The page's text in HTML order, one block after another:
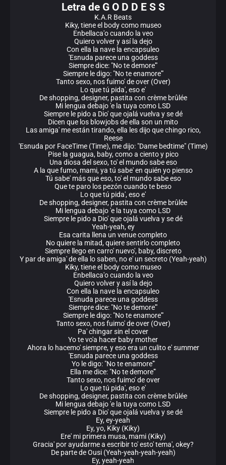
Letra de G O D D E S S
K.A.R Beats
Kiky, tiene el body como museo
Enbellaca'o cuando la veo
Quiero volver y así la dejo
Con ella la nave la encapsuleo
'Esnuda parece una goddess
Siempre dice: "No te demore'"
Siempre le digo: "No te enamore'"
Tanto sexo, nos fuimo' de over (Over)
Lo que tú pida', eso e'
De shopping, designer, pastita con crème brûlée
Mi lengua debajo 'e la tuya como LSD
Siempre le pido a Dio' que ojalá vuelva y se dé
Dicen que los blowjobs de ella son un mito
Las amiga' me están tirando, ella les dijo que chingo rico,
Reese
'Esnuda por FaceTime (Time), me dijo: "Dame bedtime" (Time)
Pise la guagua, baby, como a ciento y pico
Una diosa del sexo, to' el mundo sabe eso
A la que fumo, mami, ya tú sabe' en quién yo pienso
Tú sabe' más que eso, to' el mundo sabe eso
Que te paro los pezón cuando te beso
Lo que tú pida', eso e'
De shopping, designer, pastita con crème brûlée
Mi lengua debajo 'e la tuya como LSD
Siempre le pido a Dio' que ojalá vuelva y se dé
Yeah-yeah, ey
Esa carita llena un venue completo
No quiere la mitad, quiere sentirlo completo
Siempre llego en carro' nuevo', baby, discreto
Y par de amiga' de ella lo saben, no e' un secreto (Yeah-yeah)
Kiky, tiene el body como museo
Enbellaca'o cuando la veo
Quiero volver y así la dejo
Con ella la nave la encapsuleo
'Esnuda parece una goddess
Siempre dice: "No te demore'"
Siempre le digo: "No te enamore'"
Tanto sexo, nos fuimo' de over (Over)
Pa' chingar sin el cover
Yo te vo'a hacer baby mother
Ahora lo hacemo' siempre, y eso era un culito e' summer
'Esnuda parece una goddess
Yo le digo: "No te enamore'"
Ella me dice: "No te demore'"
Tanto sexo, nos fuimo' de over
Lo que tú pida', eso e'
De shopping, designer, pastita con crème brûlée
Mi lengua debajo 'e la tuya como LSD
Siempre le pido a Dio' que ojalá vuelva y se dé
Ey, ey-yeah
Ey, yo, Kiky (Kiky)
Ere' mi primera musa, mami (Kiky)
Gracia' por ayudarme a escribir to' esto' tema', okey?
De parte de Ousi (Yeah-yeah-yeah-yeah)
Ey, yeah-yeah